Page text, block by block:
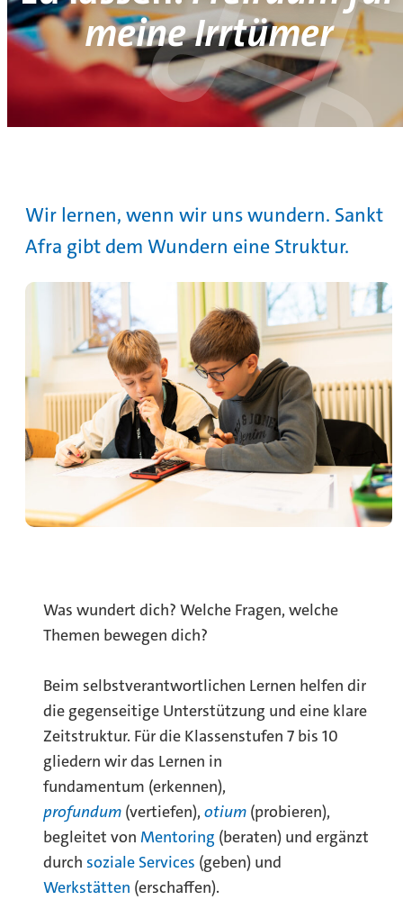
meine Irrtümer
Wir lernen, wenn wir uns wundern. Sankt
Afra gibt dem Wundern eine Struktur.
Was wundert dich? Welche Fragen, welche
Themen bewegen dich?
Beim selbstverantwortlichen Lernen helfen dir
die gegenseitige Unterstützung und eine klare
Zeitstruktur. Für die Klassenstufen 7 bis 10
gliedern wir das Lernen in
fundamentum (erkennen),
profundum (vertiefen), otium (probieren),
begleitet von Mentoring (beraten) und ergänzt
durch soziale Services (geben) und
Werkstätten (erschaffen).